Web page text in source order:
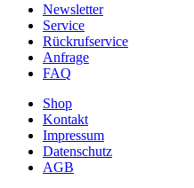
Newsletter
Service
Rückrufservice
Anfrage
FAQ
Shop
Kontakt
Impressum
Datenschutz
AGB